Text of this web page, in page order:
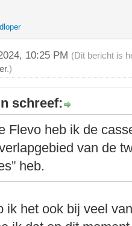
10:25 PM (Dit bericht is
.)
schreef:
Flevo heb ik de
van de
heb.
ik het ook bij veel